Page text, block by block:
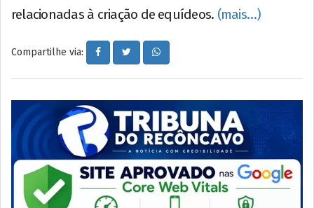
relacionadas à criação de equídeos. (mais…)
Compartilhe via: